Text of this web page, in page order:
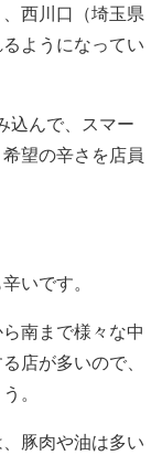
西川口（埼玉県
ようになってい
込んで、スマー
望の辛さを店員
いです。
南まで様々な中
店が多いので、
。
豚肉や油は多い